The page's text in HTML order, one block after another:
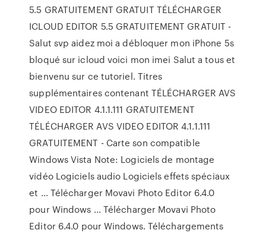
5.5 GRATUITEMENT GRATUIT TÉLÉCHARGER
ICLOUD EDITOR 5.5 GRATUITEMENT GRATUIT -
Salut svp aidez moi a débloquer mon iPhone 5s
bloqué sur icloud voici mon imei Salut a tous et
bienvenu sur ce tutoriel. Titres
supplémentaires contenant TÉLÉCHARGER AVS
VIDEO EDITOR 4.1.1.111 GRATUITEMENT
TÉLÉCHARGER AVS VIDEO EDITOR 4.1.1.111
GRATUITEMENT - Carte son compatible
Windows Vista Note: Logiciels de montage
vidéo Logiciels audio Logiciels effets spéciaux
et … Télécharger Movavi Photo Editor 6.4.0
pour Windows ... Télécharger Movavi Photo
Editor 6.4.0 pour Windows. Téléchargements